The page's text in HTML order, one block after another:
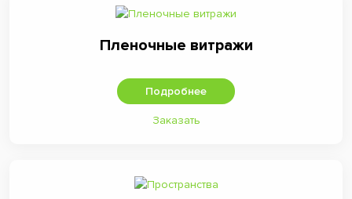
Пленочные витражи
Подробнее
Заказать